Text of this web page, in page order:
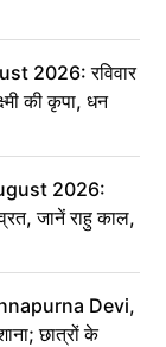
2026: रविवार
की कृपा, धन
2026:
जानें राहु काल,
Devi,
छात्रों के